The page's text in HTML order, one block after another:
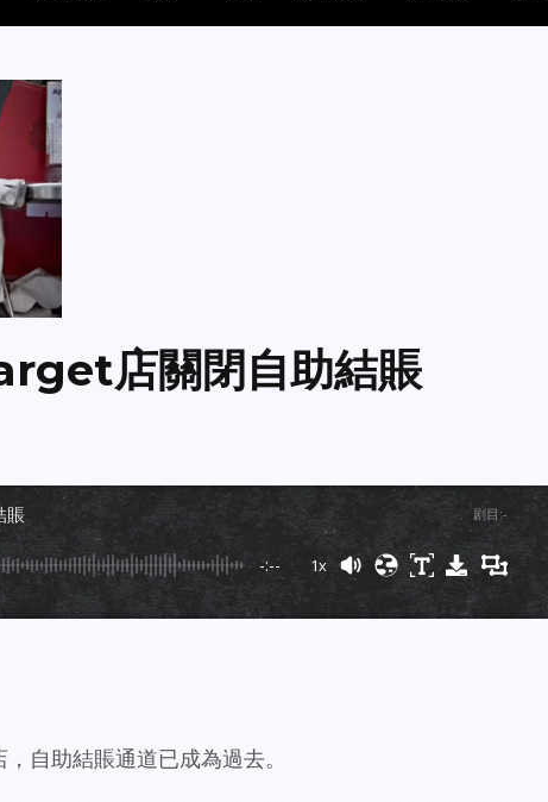
店關閉自助結賬
賬 剧目 :-
-:-- 1x
Powered By
自助結賬通道已成為過去。